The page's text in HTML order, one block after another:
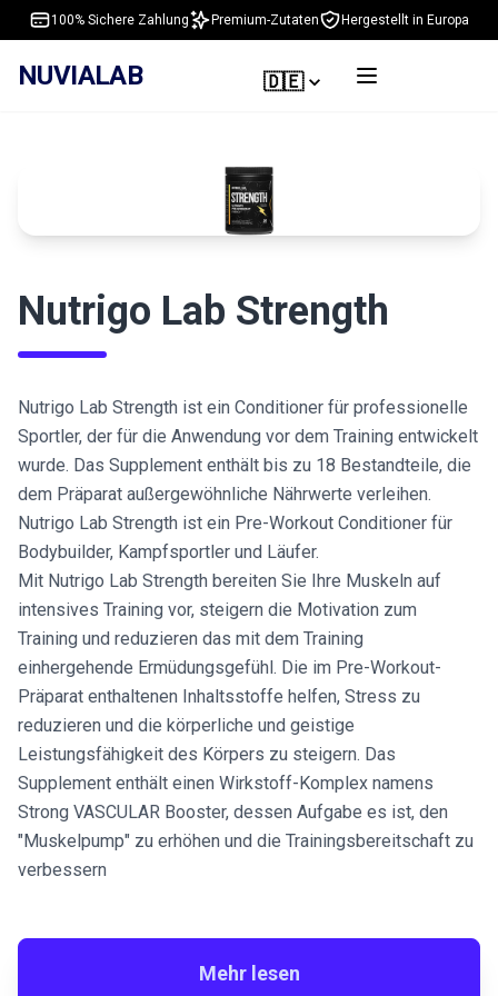
100% Sichere Zahlung Premium-Zutaten Hergestellt in Europa
NUVIALAB 🇩🇪
Nutrigo Lab Strength
Nutrigo Lab Strength ist ein Conditioner für professionelle
Sportler, der für die Anwendung vor dem Training entwickelt
wurde. Das Supplement enthält bis zu 18 Bestandteile, die
dem Präparat außergewöhnliche Nährwerte verleihen.
Nutrigo Lab Strength ist ein Pre-Workout Conditioner für
Bodybuilder, Kampfsportler und Läufer.
Mit Nutrigo Lab Strength bereiten Sie Ihre Muskeln auf
intensives Training vor, steigern die Motivation zum
Training und reduzieren das mit dem Training
einhergehende Ermüdungsgefühl. Die im Pre-Workout-
Präparat enthaltenen Inhaltsstoffe helfen, Stress zu
reduzieren und die körperliche und geistige
Leistungsfähigkeit des Körpers zu steigern. Das
Supplement enthält einen Wirkstoff-Komplex namens
Strong VASCULAR Booster, dessen Aufgabe es ist, den
"Muskelpump" zu erhöhen und die Trainingsbereitschaft zu
verbessern
Mehr lesen